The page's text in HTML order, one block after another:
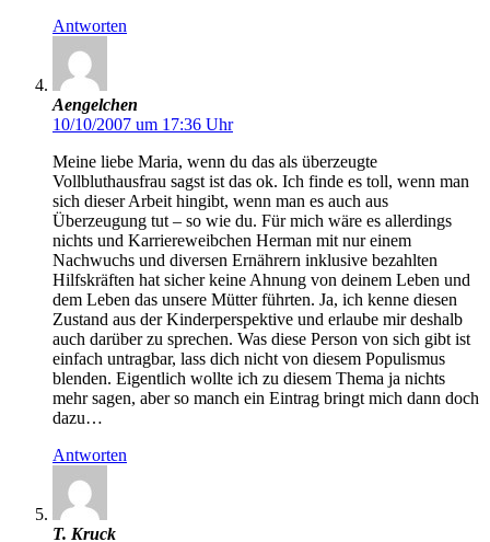
Antworten
Aengelchen
10/10/2007 um 17:36 Uhr
Meine liebe Maria, wenn du das als überzeugte
Vollbluthausfrau sagst ist das ok. Ich finde es toll, wenn man
sich dieser Arbeit hingibt, wenn man es auch aus
Überzeugung tut – so wie du. Für mich wäre es allerdings
nichts und Karriereweibchen Herman mit nur einem
Nachwuchs und diversen Ernährern inklusive bezahlten
Hilfskräften hat sicher keine Ahnung von deinem Leben und
dem Leben das unsere Mütter führten. Ja, ich kenne diesen
Zustand aus der Kinderperspektive und erlaube mir deshalb
auch darüber zu sprechen. Was diese Person von sich gibt ist
einfach untragbar, lass dich nicht von diesem Populismus
blenden. Eigentlich wollte ich zu diesem Thema ja nichts
mehr sagen, aber so manch ein Eintrag bringt mich dann doch
dazu…
Antworten
T. Kruck